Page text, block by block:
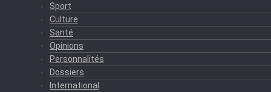
Sport
Culture
Santé
Opinions
Personnalités
Dossiers
International